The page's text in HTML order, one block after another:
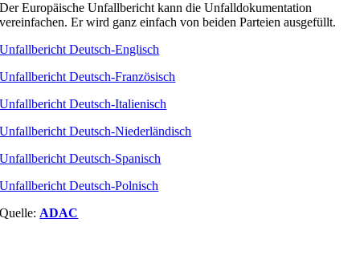
Der Europäische Unfallbericht kann die Unfalldokumentation
vereinfachen. Er wird ganz einfach von beiden Parteien ausgefüllt.
Unfallbericht Deutsch-Englisch
Unfallbericht Deutsch-Französisch
Unfallbericht Deutsch-Italienisch
Unfallbericht Deutsch-Niederländisch
Unfallbericht Deutsch-Spanisch
Unfallbericht Deutsch-Polnisch
Quelle: ADAC